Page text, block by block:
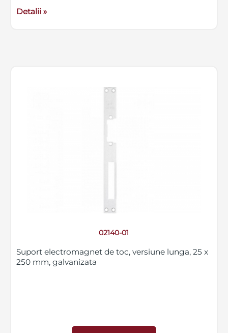
Detalii »
02140-01
Suport electromagnet de toc, versiune lunga, 25 x
250 mm, galvanizata